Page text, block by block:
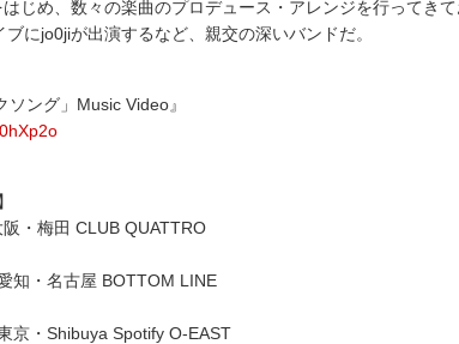
じめ、数々の楽曲のプロデュース・アレンジを行ってき
にjo0jiが出演するなど、親交の深いバンドだ。
ング」Music Video』
・梅田 CLUB QUATTRO
知・名古屋 BOTTOM LINE
京・Shibuya Spotify O-EAST